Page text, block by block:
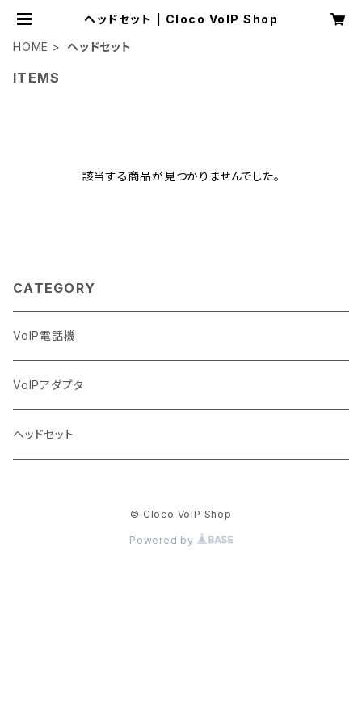
ヘッドセット | Cloco VoIP Shop
HOME
ヘッドセット
ITEMS
該当する商品が見つかりませんでした。
CATEGORY
VoIP電話機
VoIPアダプタ
ヘッドセット
© Cloco VoIP Shop
Powered by